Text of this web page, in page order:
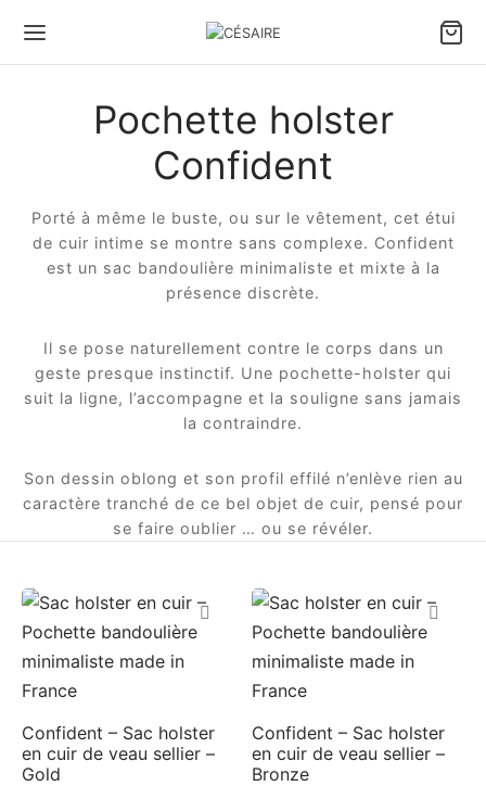
Pochette holster
Confident
Porté à même le buste, ou sur le vêtement, cet étui
de cuir intime se montre sans complexe. Confident
est un sac bandoulière minimaliste et mixte à la
présence discrète.
Il se pose naturellement contre le corps dans un
geste presque instinctif. Une pochette-holster qui
suit la ligne, l’accompagne et la souligne sans jamais
la contraindre.
Son dessin oblong et son profil effilé n’enlève rien au
caractère tranché de ce bel objet de cuir, pensé pour
se faire oublier … ou se révéler.
Confident – Sac holster
en cuir de veau sellier –
Gold
Confident – Sac holster
en cuir de veau sellier –
Bronze